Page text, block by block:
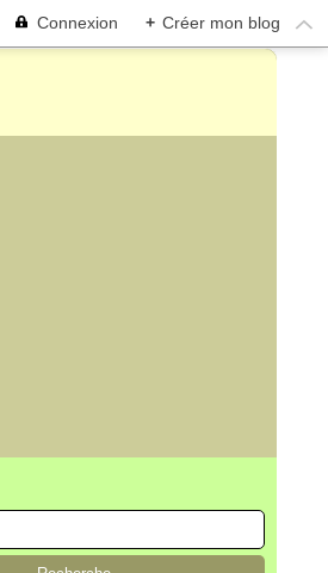
Connexion + Créer mon blog